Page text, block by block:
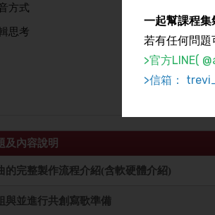
一起幫課程集
若有任何問題
>官方LINE(
>信箱：
方式
思考
及內容說明
的完整製作流程介紹(含軟硬體介紹)
與並進行共創寫歌準備